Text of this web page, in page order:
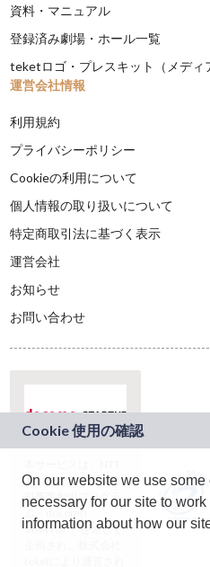
資料・マニュアル
登録済み劇場・ホール一覧
teketロゴ・プレスキット（メディ
運営会社情報
利用規約
プライバシーポリシー
Cookieの利用について
個人情報の取り扱いについて
特定商取引法に基づく表示
運営会社
お知らせ
お問い合わせ
ドコモグループの新
規事業創出プログラ
ム「docomo
STARTUP」を通じて
On our website we use
necessary for our site to
information about how our